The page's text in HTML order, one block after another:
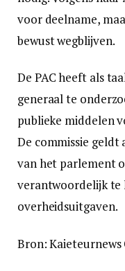
voor deelname,
bewust wegblijven.
De PAC heeft als
generaal te
publieke middelen
De commissie
van het parlement
verantwoordelijk te
overheidsuitgaven.
Bron: Kaieteurnews